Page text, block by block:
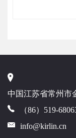
中国江苏省常州市
（86）519-
info@kirlin.cn